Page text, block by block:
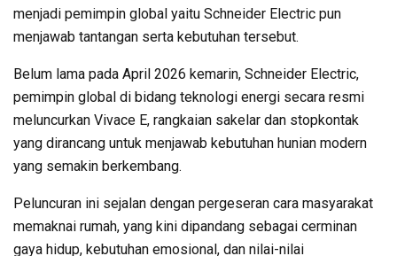
menjadi pemimpin global yaitu Schneider Electric pun
menjawab tantangan serta kebutuhan tersebut.
Belum lama pada April 2026 kemarin, Schneider Electric,
pemimpin global di bidang teknologi energi secara resmi
meluncurkan Vivace E, rangkaian sakelar dan stopkontak
yang dirancang untuk menjawab kebutuhan hunian modern
yang semakin berkembang.
Peluncuran ini sejalan dengan pergeseran cara masyarakat
memaknai rumah, yang kini dipandang sebagai cerminan
gaya hidup, kebutuhan emosional, dan nilai-nilai